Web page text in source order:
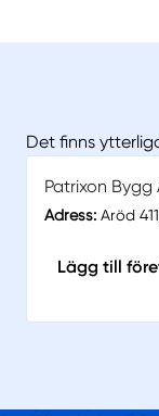
Det finns
Patrixon Bygg
Adress: Aröd
Lägg till